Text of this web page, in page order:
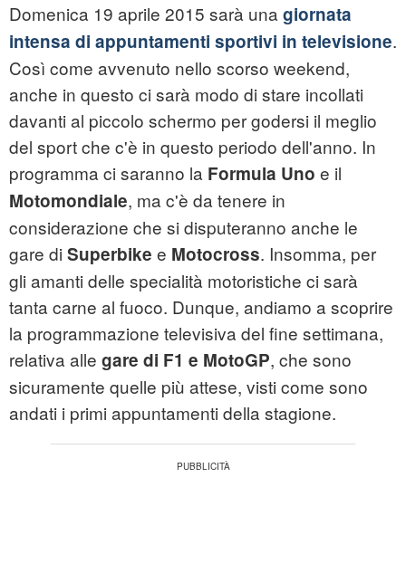
Domenica 19 aprile 2015 sarà una giornata
intensa di appuntamenti sportivi in televisione.
Così come avvenuto nello scorso weekend,
anche in questo ci sarà modo di stare incollati
davanti al piccolo schermo per godersi il meglio
del sport che c'è in questo periodo dell'anno. In
programma ci saranno la Formula Uno e il
Motomondiale, ma c'è da tenere in
considerazione che si disputeranno anche le
gare di Superbike e Motocross. Insomma, per
gli amanti delle specialità motoristiche ci sarà
tanta carne al fuoco. Dunque, andiamo a scoprire
la programmazione televisiva del fine settimana,
relativa alle gare di F1 e MotoGP, che sono
sicuramente quelle più attese, visti come sono
andati i primi appuntamenti della stagione.